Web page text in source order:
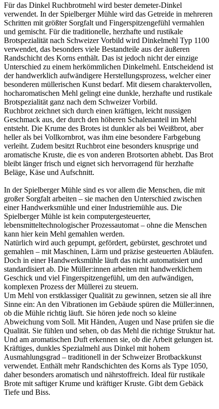
Für das Dinkel Ruchbrotmehl wird bester demeter-Dinkel
verwendet. In der Spielberger Mühle wird das Getreide in mehreren
Schritten mit größter Sorgfalt und Fingerspitzengefühl vermahlen
und gemischt. Für die traditionelle, herzhafte und rustikale
Brotspezialität nach Schweizer Vorbild wird Dinkelmehl Typ 1100
verwendet, das besonders viele Bestandteile aus der äußeren
Randschicht des Korns enthält. Das ist jedoch nicht der einzige
Unterschied zu einem herkömmlichen Dinkelmehl. Entscheidend ist
der handwerklich aufwändigere Herstellungsprozess, welcher einer
besonderen müllerischen Kunst bedarf. Mit diesem charaktervollen,
hocharomatischen Mehl gelingt eine dunkle, herzhafte und rustikale
Brotspezialität ganz nach dem Schweizer Vorbild.
Ruchbrot zeichnet sich durch einen kräftigen, leicht nussigen
Geschmack aus, der durch den höheren Schalenanteil im Mehl
entsteht. Die Krume des Brotes ist dunkler als bei Weißbrot, aber
heller als bei Vollkornbrot, was ihm eine besondere Farbgebung
verleiht. Zudem besitzt Ruchbrot eine besonders knusprige und
aromatische Kruste, die es von anderen Brotsorten abhebt. Das Brot
bleibt länger frisch und eignet sich hervorragend für herzhafte
Beläge, Käse und Aufschnitt.
In der Spielberger Mühle sind es vor allem die Menschen, die mit
großer Sorgfalt arbeiten – sie machen den Unterschied zwischen
einer Handwerksmühle und einer Industriemühle aus. Die
Spielberger Mühle ist kein computergesteuerter,
lebensmitteltechnologischer Prozessautomat – ohne die Menschen
kann hier kein Mehl gemahlen werden.
Natürlich wird auch gepumpt, gefördert, gebürstet, geschrotet und
gemahlen – mit Maschinen, Lärm und präzise gesteuerten Abläufen.
Doch in einer Handwerksmühle läuft das nicht automatisiert und
standardisiert ab. Die Müller:innen arbeiten mit handwerklichem
Geschick und viel Fingerspitzengefühl, um den aufwändigen,
komplexen Prozess der Müllerei zu steuern.
Um Mehl von erstklassiger Qualität zu gewinnen, setzen sie all ihre
Sinne ein: An den Vibrationen im Gebäude spüren die Müller:innen,
ob die Mühle richtig läuft. Sie hören jede noch so kleine
Abweichung vom Soll. Mit Händen, Augen und Nase prüfen sie die
Qualität. Sie fühlen und sehen, ob das Mehl die richtige Struktur hat.
Und am aromatischen Duft erkennen sie, ob die Arbeit gelungen ist.
Kräftiges, dunkles Spezialmehl aus Dinkel mit hohem
Ausmahlungsgrad – traditionell in der Schweizer Brotbackkunst
verwendet. Enthält mehr Randschichten des Korns als Type 1050,
daher besonders aromatisch und nährstoffreich. Ideal für rustikale
Brote mit saftiger Krume und kräftiger Kruste. Gibt dem Gebäck
Tiefe und Biss.